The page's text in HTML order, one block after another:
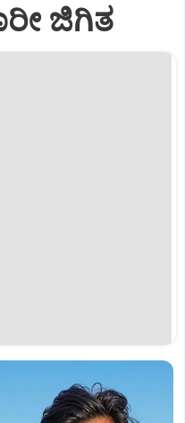
ಜಿಗಿತ